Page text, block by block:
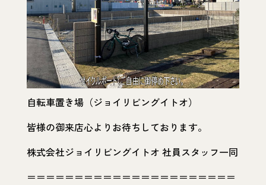
自転車置き場（ジョイリビングイトオ）
皆様の御来店心よりお待ちしております。
株式会社ジョイリビングイトオ 社員スタッフ一同
＝＝＝＝＝＝＝＝＝＝＝＝＝＝＝＝＝＝＝＝＝＝